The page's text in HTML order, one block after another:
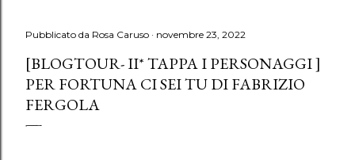
Pubblicato da Rosa Caruso novembre 23, 2022
[BLOGTOUR- II* TAPPA I PERSONAGGI ]
PER FORTUNA CI SEI TU DI FABRIZIO
FERGOLA